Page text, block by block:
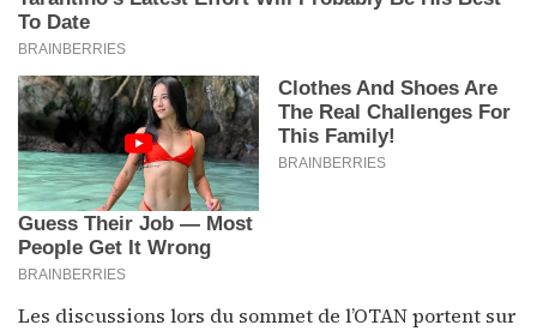
Les discussions lors du sommet de l’OTAN portent sur